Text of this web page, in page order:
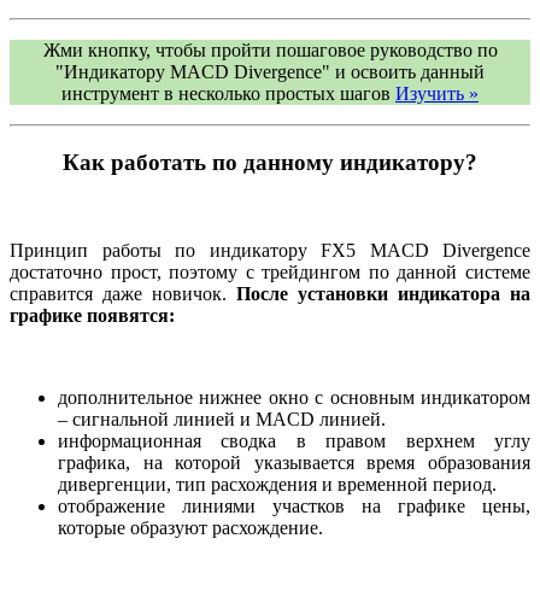
Жми кнопку, чтобы пройти пошаговое руководство по
"Индикатору MACD Divergence" и освоить данный
инструмент в несколько простых шагов Изучить »
Как работать по данному индикатору?
Принцип работы по индикатору FX5 MACD Divergence
достаточно прост, поэтому с трейдингом по данной системе
справится даже новичок. После установки индикатора на
графике появятся:
дополнительное нижнее окно с основным индикатором
– сигнальной линией и MACD линией.
информационная сводка в правом верхнем углу
графика, на которой указывается время образования
дивергенции, тип расхождения и временной период.
отображение линиями участков на графике цены,
которые образуют расхождение.